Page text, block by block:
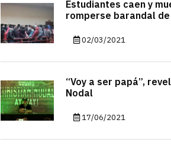
Estudiantes caen y
romperse barandal
02/03/2021
“Voy a ser papá”,
Nodal
17/06/2021